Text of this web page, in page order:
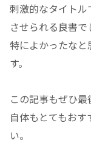
刺激的なタイト
させられる良書
特によかったな
す。
この記事もぜひ
自体もとてもお
い。